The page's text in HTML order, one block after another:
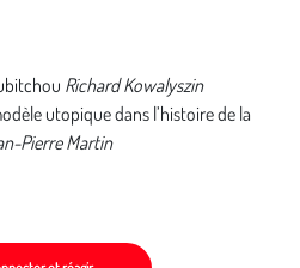
Richard Kowalyszin
utopique dans l’histoire de la
Pierre Martin